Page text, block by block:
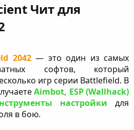
Чит для
2042— это один из самых
софтов, который
игр серии Battlefield. В
Aimbot, ESP (Wallhack)
настройки для
в бою.